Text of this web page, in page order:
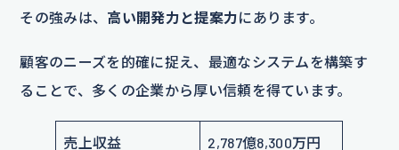
その強みは、 高い開発力と提案力にあります。
顧客のニーズを的確に捉え、最適なシステムを構築す
ることで、多くの企業から厚い信頼を得ています。
売上収益 2,787億8,300万円